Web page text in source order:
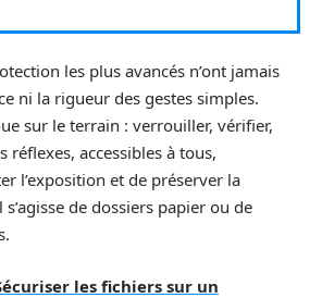
les plus avancés n’ont jamais
ni la rigueur des gestes simples.
sur le terrain : verrouiller, vérifier,
réflexes, accessibles à tous,
l’exposition et de préserver la
de dossiers papier ou de
les fichiers sur un